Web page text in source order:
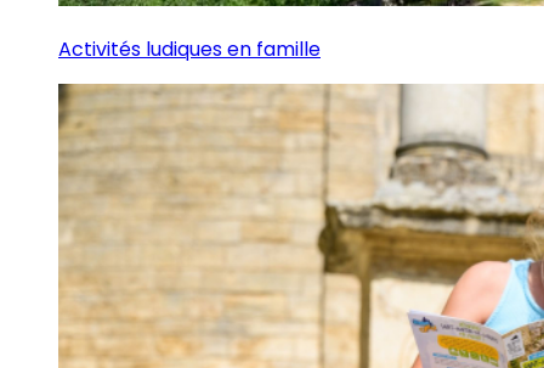
Activités ludiques en famille